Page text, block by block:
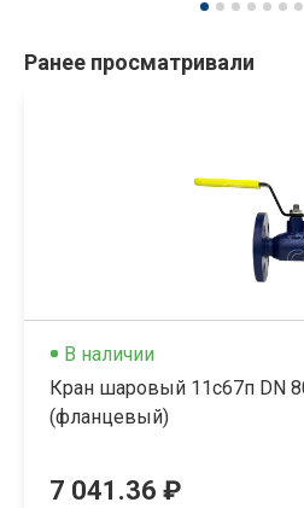
Ранее просматривали
В наличии
Кран шаровый 11с67п DN
(фланцевый)
7 041.36 ₽